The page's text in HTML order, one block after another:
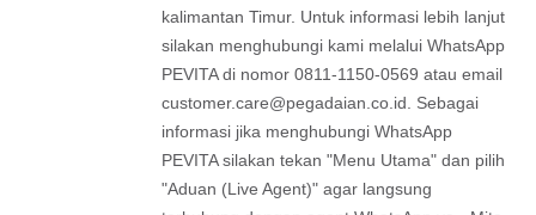
kalimantan Timur. Untuk informasi lebih lanjut
silakan menghubungi kami melalui WhatsApp
PEVITA di nomor 0811-1150-0569 atau email
customer.care@pegadaian.co.id . Sebagai
informasi jika menghubungi WhatsApp
PEVITA silakan tekan "Menu Utama" dan pilih
"Aduan (Live Agent)" agar langsung